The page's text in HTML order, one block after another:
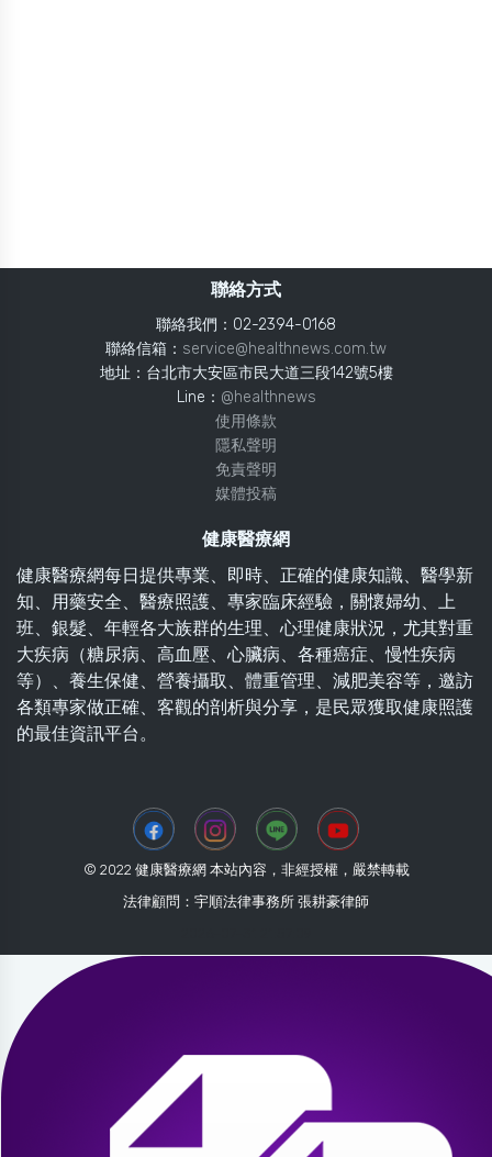
聯絡方式
聯絡我們：02-2394-0168
聯絡信箱： service@healthnews.com.tw
地址：台北市大安區市民大道三段142號5樓
Line： @healthnews
使用條款
隱私聲明
免責聲明
媒體投稿
健康醫療網
健康醫療網每日提供專業、即時、正確的健康知識、醫學新
知、用藥安全、醫療照護、專家臨床經驗，關懷婦幼、上
班、銀髮、年輕各大族群的生理、心理健康狀況，尤其對重
大疾病（糖尿病、高血壓、心臟病、各種癌症、慢性疾病
等）、養生保健、營養攝取、體重管理、減肥美容等，邀訪
各類專家做正確、客觀的剖析與分享，是民眾獲取健康照護
的最佳資訊平台。
© 2022 健康醫療網 本站內容，非經授權，嚴禁轉載
法律顧問：宇順法律事務所 張耕豪律師